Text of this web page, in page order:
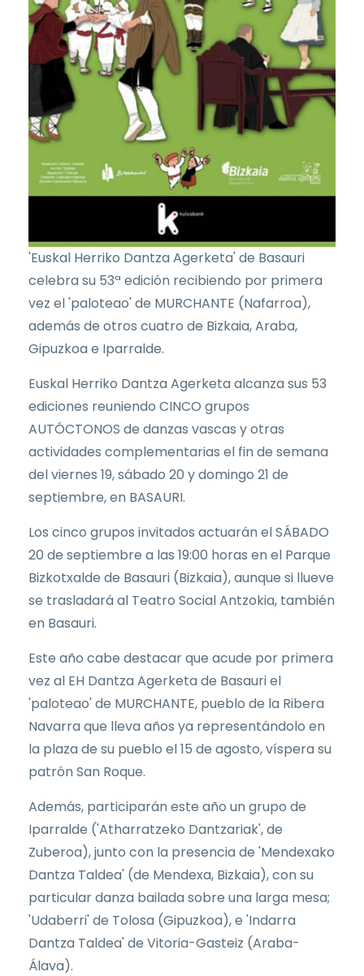
'Euskal Herriko Dantza Agerketa' de Basauri
celebra su 53ª edición recibiendo por primera
vez el 'paloteao' de MURCHANTE (Nafarroa),
además de otros cuatro de Bizkaia, Araba,
Gipuzkoa e Iparralde.
Euskal Herriko Dantza Agerketa alcanza sus 53
ediciones reuniendo CINCO grupos
AUTÓCTONOS de danzas vascas y otras
actividades complementarias el fin de semana
del viernes 19, sábado 20 y domingo 21 de
septiembre, en BASAURI.
Los cinco grupos invitados actuarán el SÁBADO
20 de septiembre a las 19:00 horas en el Parque
Bizkotxalde de Basauri (Bizkaia), aunque si llueve
se trasladará al Teatro Social Antzokia, también
en Basauri.
Este año cabe destacar que acude por primera
vez al EH Dantza Agerketa de Basauri el
'paloteao' de MURCHANTE, pueblo de la Ribera
Navarra que lleva años ya representándolo en
la plaza de su pueblo el 15 de agosto, víspera su
patrón San Roque.
Además, participarán este año un grupo de
Iparralde ('Atharratzeko Dantzariak', de
Zuberoa), junto con la presencia de 'Mendexako
Dantza Taldea' (de Mendexa, Bizkaia), con su
particular danza bailada sobre una larga mesa;
'Udaberri' de Tolosa (Gipuzkoa), e 'Indarra
Dantza Taldea' de Vitoria-Gasteiz (Araba-
Álava).